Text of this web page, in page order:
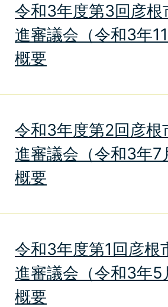
令和3年度第3回彦
進審議会（令和3年
概要
令和3年度第2回彦根
進審議会（令和3年
概要
令和3年度第1回彦根
進審議会（令和3年
概要